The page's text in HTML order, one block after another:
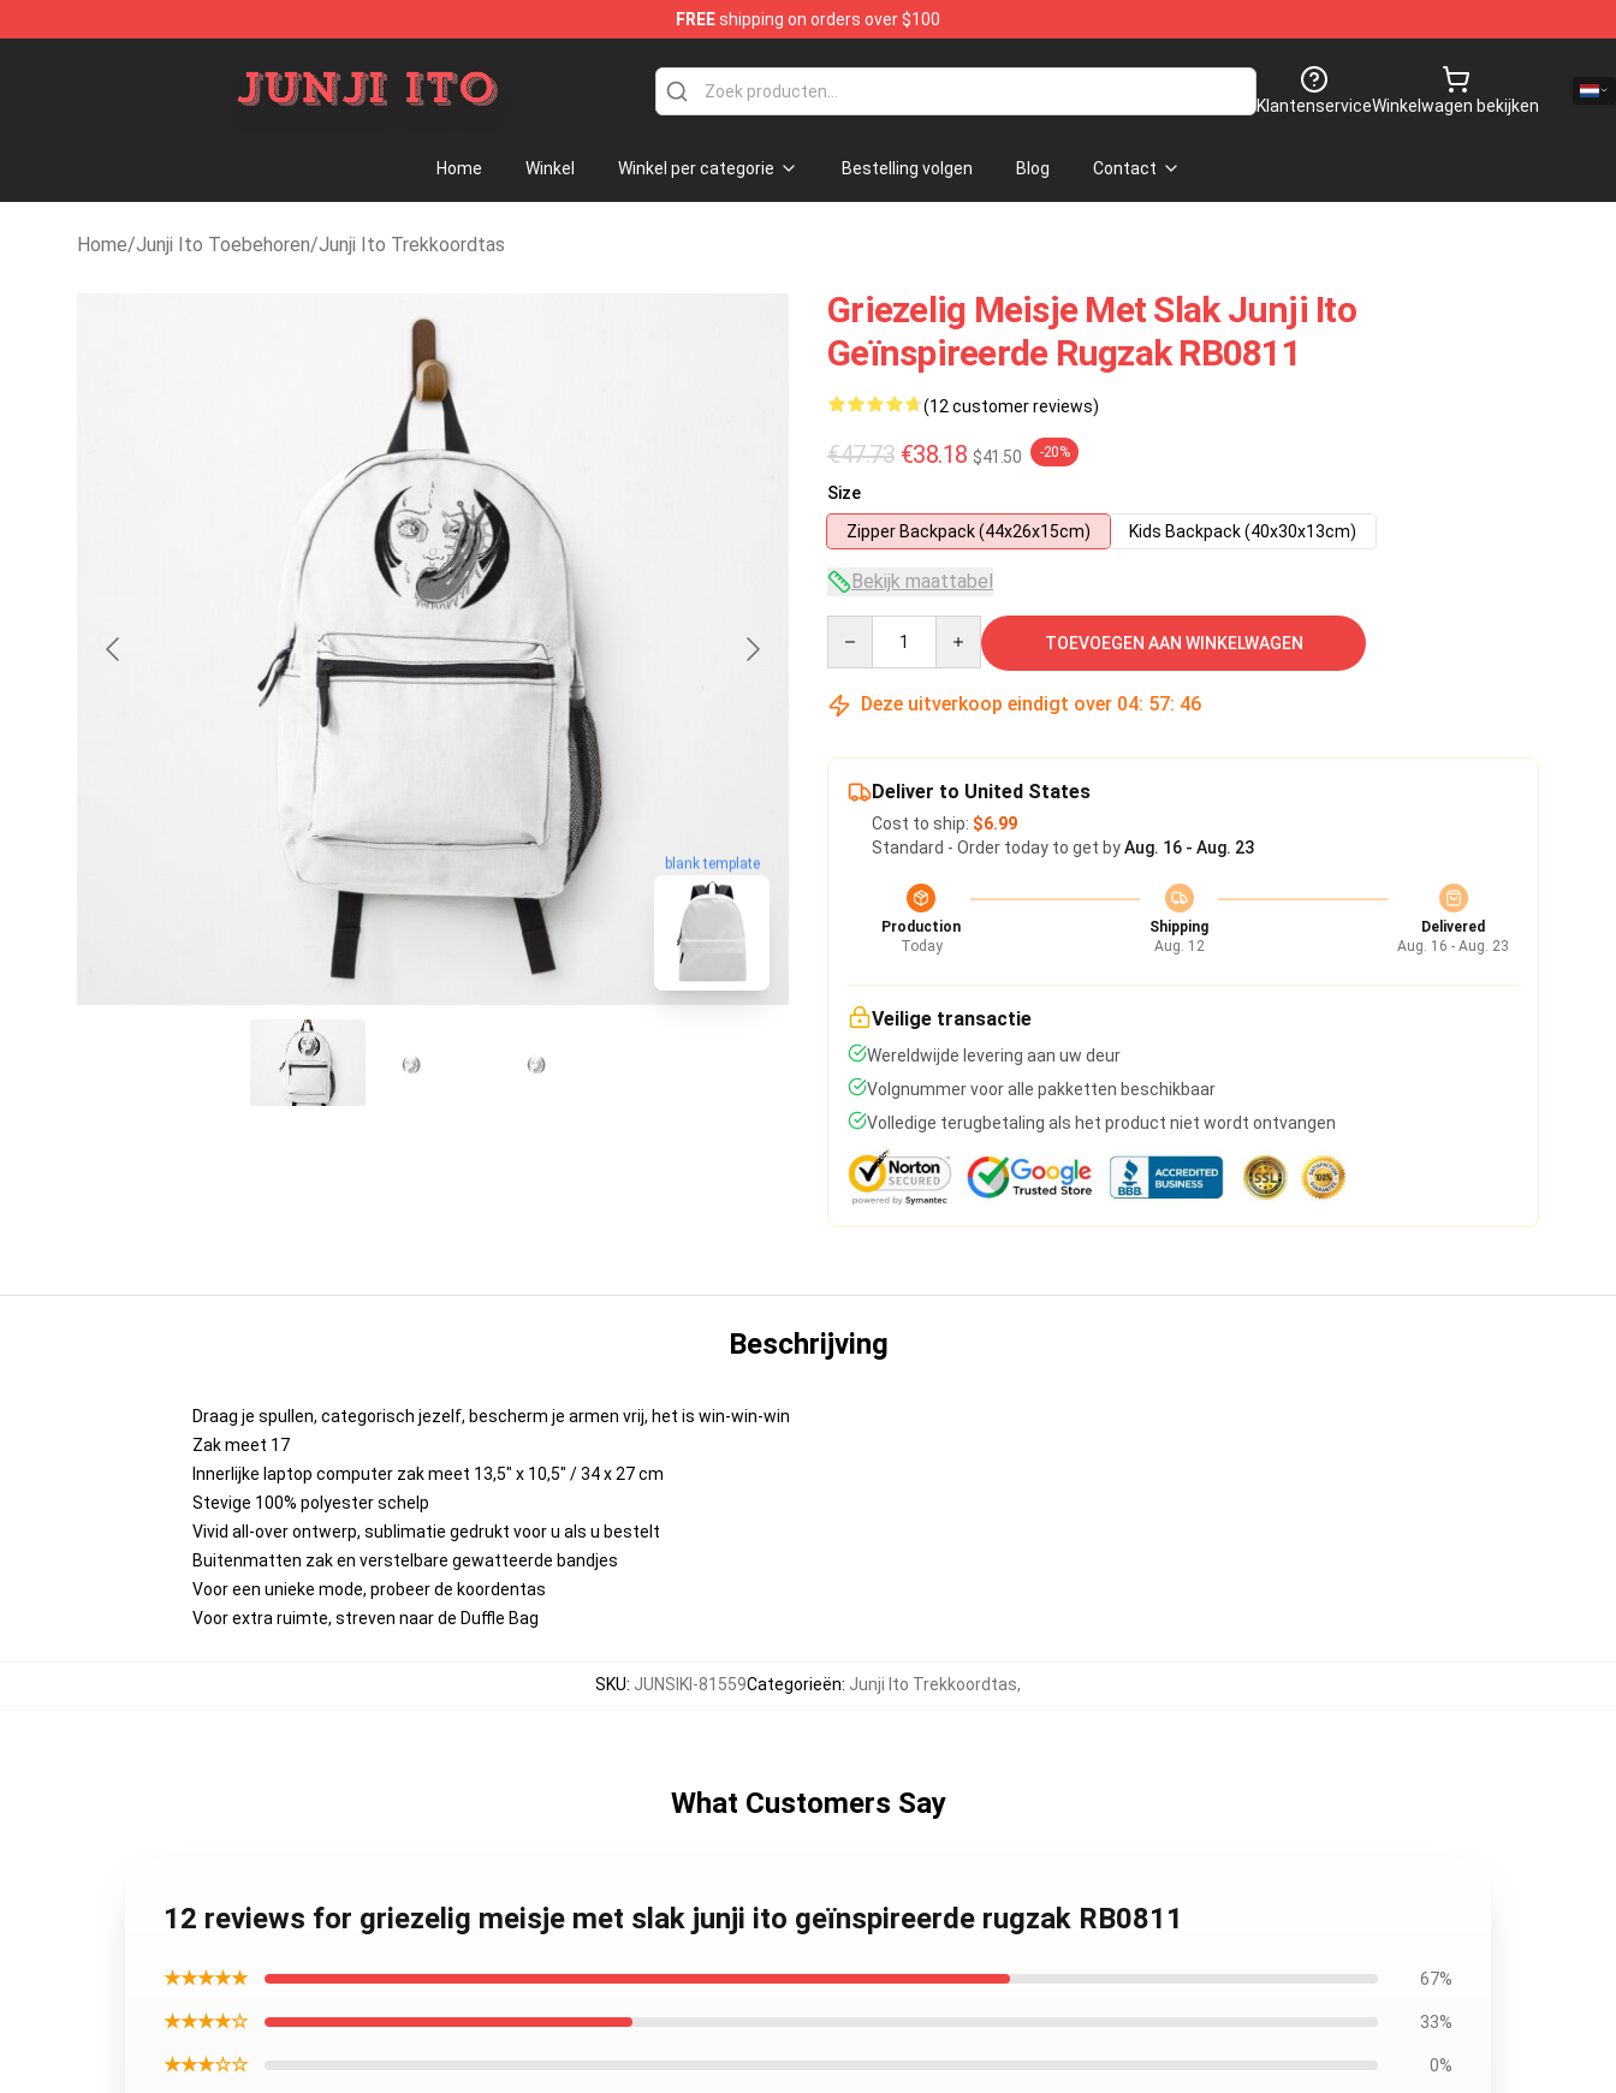
FREEshipping on orders over $100
KlantenserviceWinkelwagen bekijken
Home Winkel Winkel per categorie Bestelling volgen Blog Contact
Home/Junji Ito Toebehoren/Junji Ito Trekkoordtas
blank template
Griezelig Meisje Met Slak Junji Ito
Geïnspireerde Rugzak RB0811
(12 customer reviews)
€47.73 €38.18 $41.50 -20%
Size
Zipper Backpack (44x26x15cm)
Kids Backpack (40x30x13cm)
Bekijk maattabel
TOEVOEGEN AAN WINKELWAGEN
Deze uitverkoop eindigt over 04: 57: 45
Deliver to United States
Cost to ship: $6.99
Standard - Order today to get byAug. 16 - Aug. 23
Production
Today
Shipping
Aug. 12
Delivered
Aug. 16 - Aug. 23
Veilige transactie
Wereldwijde levering aan uw deur
Volgnummer voor alle pakketten beschikbaar
Volledige terugbetaling als het product niet wordt ontvangen
Beschrijving
Draag je spullen, categorisch jezelf, bescherm je armen vrij, het is win-win-win
Zak meet 17
Innerlijke laptop computer zak meet 13,5" x 10,5" / 34 x 27 cm
Stevige 100% polyester schelp
Vivid all-over ontwerp, sublimatie gedrukt voor u als u bestelt
Buitenmatten zak en verstelbare gewatteerde bandjes
Voor een unieke mode, probeer de koordentas
Voor extra ruimte, streven naar de Duffle Bag
SKU: JUNSIKI-81559Categorieën: Junji Ito Trekkoordtas,
What Customers Say
12 reviews for griezelig meisje met slak junji ito geïnspireerde rugzak RB0811
★★★★★ 67%
★★★★☆ 33%
★★★☆☆ 0%